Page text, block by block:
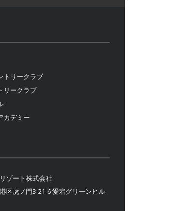
トリークラブ
リークラブ
カデミー
ゾート株式会社
区虎ノ門3-21-6 愛宕グリーンヒル